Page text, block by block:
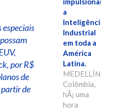
por R$
de
de
a
Inteligência
Industrial
em toda a
América
Latina.
MEDELLÍN,
Colômbia,
hÃ¡ uma
hora